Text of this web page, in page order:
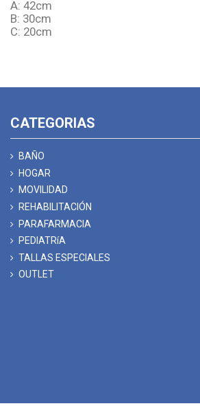
A: 42cm
B: 30cm
C: 20cm
CATEGORIAS
BAÑO
HOGAR
MOVILIDAD
REHABILITACIÓN
PARAFARMACIA
PEDIATRíA
TALLAS ESPECIALES
OUTLET